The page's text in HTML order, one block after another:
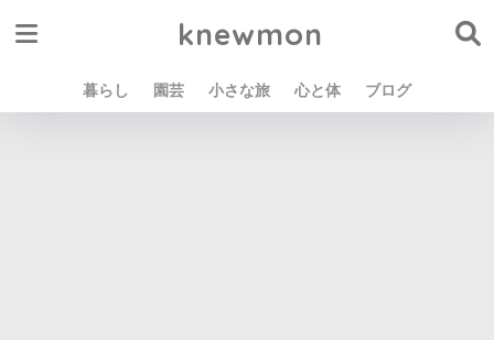
knewmon
暮らし 園芸 小さな旅 心と体 ブログ